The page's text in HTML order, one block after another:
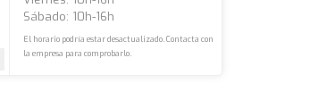
Sábado: 10h-16h
El horario podría estar desactualizado. Contacta con
la empresa para comprobarlo.